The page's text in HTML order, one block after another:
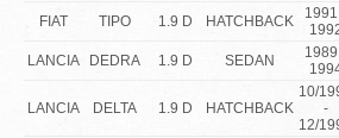
FIAT
TIPO 1.9 D HATCHBACK
LANCIA
DEDRA 1.9 D SEDAN
LANCIA DELTA 1.9 D HATCHBACK
10/
-
12/